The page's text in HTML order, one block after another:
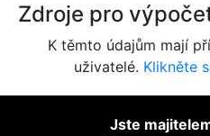
Zdroje pro
K těmto údajům mají
uživatelé. Klikněte
Jste